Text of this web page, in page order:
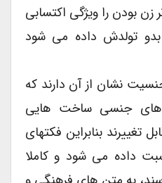
زن بودن را ویژگی اکتسابی
تولدش داده می شود
نشان از آن دارند که
های جنسی ساخت هایی
تغییرند بنابراین فکتهای
داده می شود و کاملا